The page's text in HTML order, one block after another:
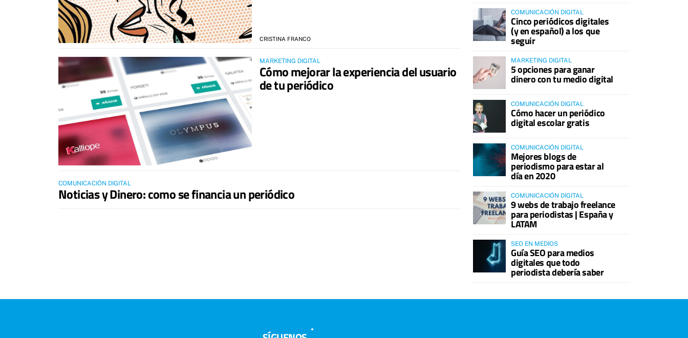
CRISTINA FRANCO
MARKETING DIGITAL
Cómo mejorar la experiencia del usuario
de tu periódico
COMUNICACIÓN DIGITAL
Noticias y Dinero: como se financia un periódico
COMUNICACIÓN DIGITAL
Cinco periódicos digitales
(y en español) a los que
seguir
MARKETING DIGITAL
5 opciones para ganar
dinero con tu medio digital
COMUNICACIÓN DIGITAL
Cómo hacer un periódico
digital escolar gratis
COMUNICACIÓN DIGITAL
Mejores blogs de
periodismo para estar al
día en 2020
COMUNICACIÓN DIGITAL
9 webs de trabajo freelance
para periodistas | España y
LATAM
SEO EN MEDIOS
Guía SEO para medios
digitales que todo
periodista debería saber